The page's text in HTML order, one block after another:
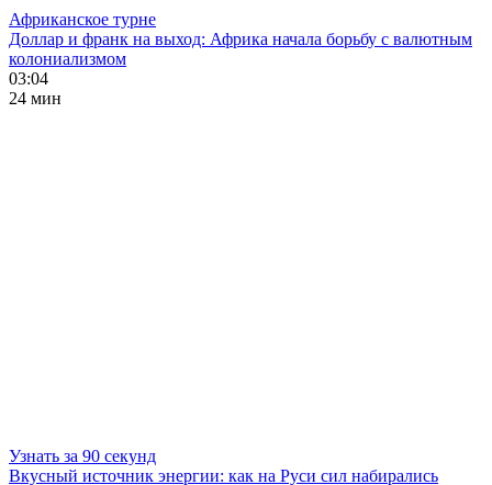
Африканское турне
Доллар и франк на выход: Африка начала борьбу с валютным
колониализмом
03:04
24 мин
Узнать за 90 секунд
Вкусный источник энергии: как на Руси сил набирались